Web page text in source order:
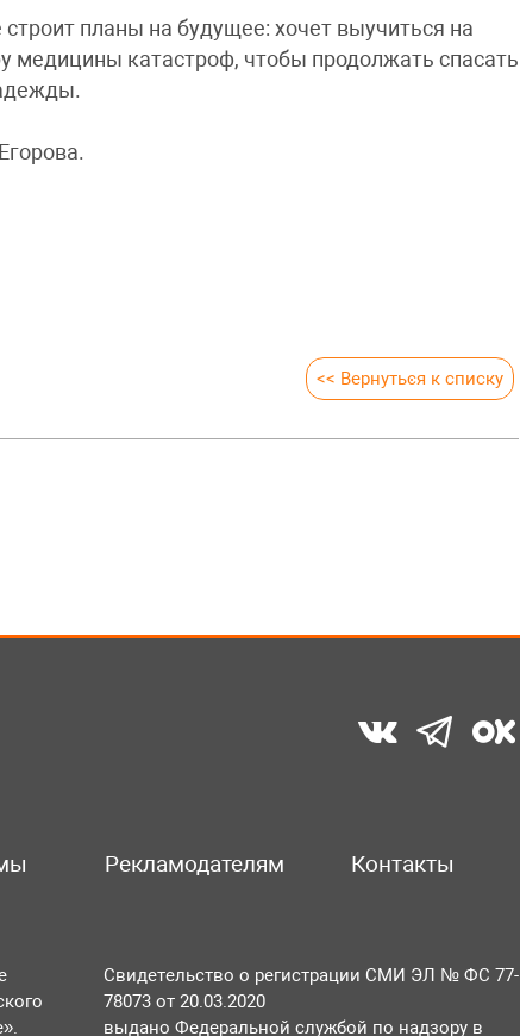
планы на будущее: хочет выучиться на
медицины катастроф, чтобы продолжать спасать
<< Вернуться к списку
Рекламодателям Контакты
Свидетельство о регистрации СМИ ЭЛ № ФС 77-
78073 от 20.03.2020
выдано Федеральной службой по надзору в